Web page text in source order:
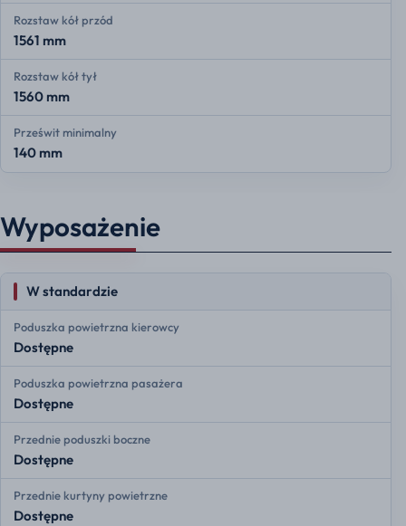
Rozstaw kół przód
1561 mm
Rozstaw kół tył
1560 mm
Prześwit minimalny
140 mm
Wyposażenie
W standardzie
Poduszka powietrzna kierowcy
Dostępne
Poduszka powietrzna pasażera
Dostępne
Przednie poduszki boczne
Dostępne
Przednie kurtyny powietrzne
Dostępne